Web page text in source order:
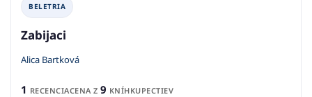
BELETRIA
Zabijaci
Alica Bartková
1 RECENCIACENA Z 9 KNÍHKUPECTIEV